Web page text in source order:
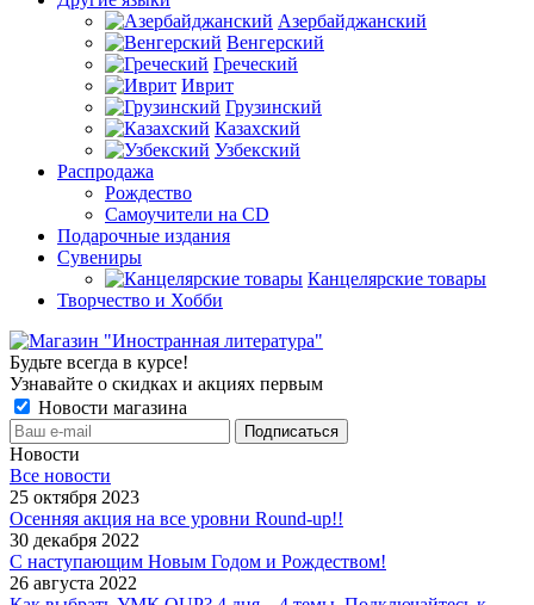
Азербайджанский
Венгерский
Греческий
Иврит
Грузинский
Казахский
Узбекский
Распродажа
Рождество
Самоучители на CD
Подарочные издания
Сувениры
Канцелярские товары
Творчество и Хобби
Будьте всегда в курсе!
Узнавайте о скидках и акциях первым
Новости магазина
Новости
Все новости
25 октября 2023
Осенняя акция на все уровни Round-up!!
30 декабря 2022
С наступающим Новым Годом и Рождеством!
26 августа 2022